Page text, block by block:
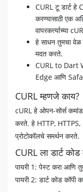
CURL टू डार्ट हे
करण्यासाठी एक
वापरकर्त्याच्या
हे साधन तुमचा
मदत करते.
CURL to Dart
Edge आणि
CURL म्हणजे काय?
cURL हे ओपन-सोर्स
करते. हे HTTP, HTTPS,
प्रोटोकॉलचे समर्थन करते.
CURL ला डार्ट
पायरी 1: पेस्ट करा आणि
पायरी 2: डार्ट कोड कॉपी